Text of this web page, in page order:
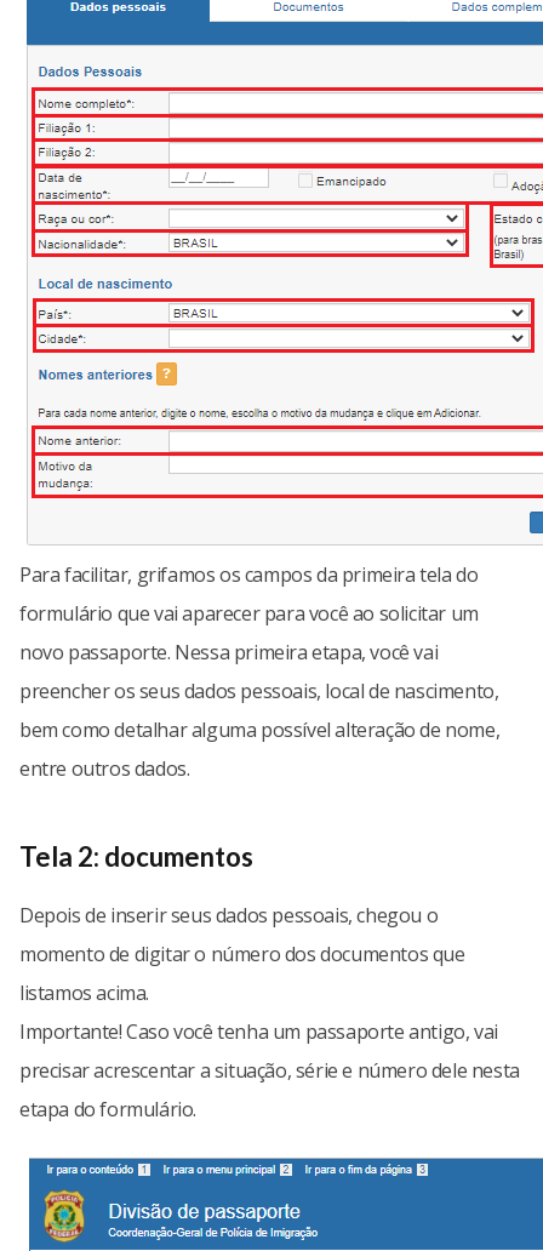
Para facilitar, grifamos os campos da primeira tela do
formulário que vai aparecer para você ao solicitar um
novo passaporte. Nessa primeira etapa, você vai
preencher os seus dados pessoais, local de nascimento,
bem como detalhar alguma possível alteração de nome,
entre outros dados.
Tela 2: documentos
Depois de inserir seus dados pessoais, chegou o
momento de digitar o número dos documentos que
listamos acima.
Importante! Caso você tenha um passaporte antigo, vai
precisar acrescentar a situação, série e número dele nesta
etapa do formulário.